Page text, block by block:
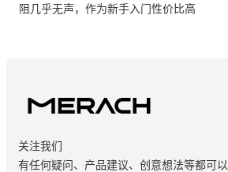
阻几乎无声，作为新手入门性价比高
关注我们
有任何疑问、产品建议、创意想法等都可以